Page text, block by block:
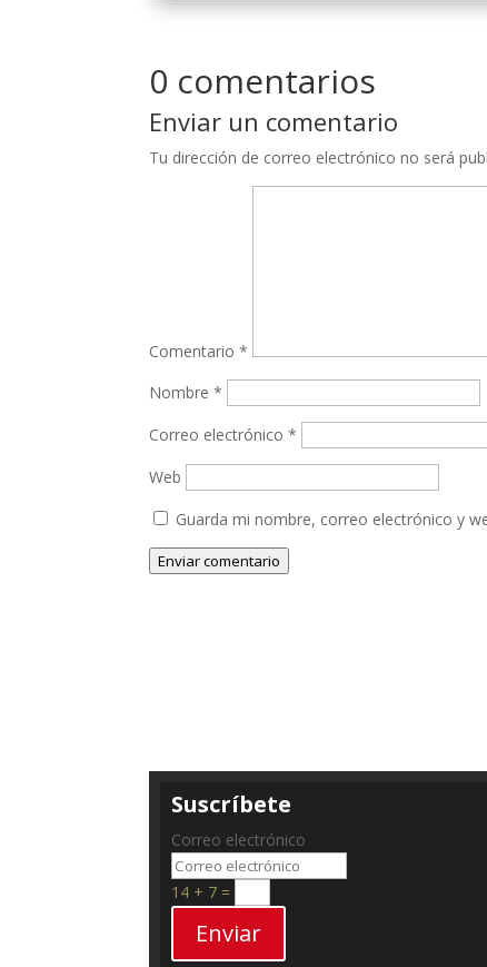
0 comentarios
Enviar un comentario
Tu dirección de correo electrónico no será
Comentario*
Nombre*
Correo electrónico*
Web
Guarda mi nombre, correo electrónico y
Enviar comentario
Suscríbete
Correo electrónico
14 + 7 =
Enviar